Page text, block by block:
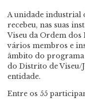
A unidade industrial
recebeu, nas suas
Viseu da Ordem dos
vários membros e
âmbito do
do Distrito de
entidade.
Entre os 55